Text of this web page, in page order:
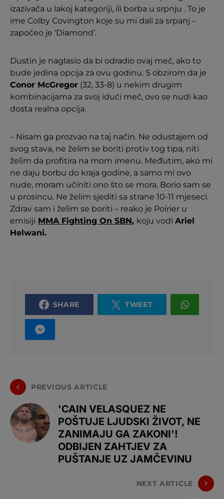
izazivača u lakoj kategoriji, ili borba u srpnju . To je
ime Colby Covington koje su mi dali za srpanj –
započeo je ‘Diamond’.
Dustin je naglasio da bi odradio ovaj meč, ako to
bude jedina opcija za ovu godinu. S obzirom da je
Conor McGregor (32, 33-8) u nekim drugim
kombinacijama za svoj idući meč, ovo se nudi kao
dosta realna opcija.
– Nisam ga prozvao na taj način. Ne odustajem od
svog stava, ne želim se boriti protiv tog tipa, niti
želim da profitira na mom imenu. Međutim, ako mi
ne daju borbu do kraja godine, a samo mi ovo
nude, moram učiniti ono što se mora. Borio sam se
u prosincu. Ne želim sjediti sa strane 10-11 mjeseci.
Zdrav sam i želim se boriti – reako je Poirier u
emisiji MMA Fighting On SBN, koju vodi Ariel
Helwani.
SHARE TWEET
PREVIOUS ARTICLE
'CAIN VELASQUEZ NE
POŠTUJE LJUDSKI ŽIVOT, NE
ZANIMAJU GA ZAKONI'!
ODBIJEN ZAHTJEV ZA
PUŠTANJE UZ JAMČEVINU
NEXT ARTICLE